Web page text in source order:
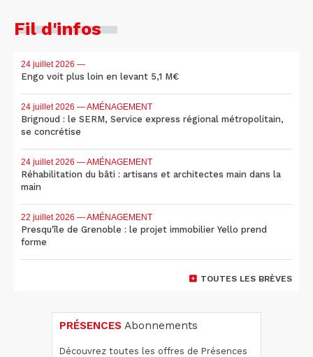
Fil d'infos
24 juillet 2026 —
Engo voit plus loin en levant 5,1 M€
24 juillet 2026 — AMÉNAGEMENT
Brignoud : le SERM, Service express régional métropolitain,
se concrétise
24 juillet 2026 — AMÉNAGEMENT
Réhabilitation du bâti : artisans et architectes main dans la
main
22 juillet 2026 — AMÉNAGEMENT
Presqu'île de Grenoble : le projet immobilier Yello prend
forme
TOUTES LES BRÈVES
PRÉSENCES Abonnements
Découvrez toutes les offres de Présences